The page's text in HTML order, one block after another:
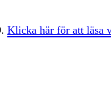
Klicka här för att läsa